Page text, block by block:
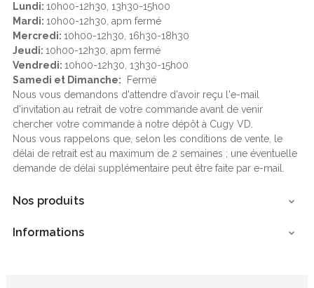
Lundi: 10h00-12h30, 13h30-15h00
Mardi: 10h00-12h30, apm fermé
Mercredi: 10h00-12h30, 16h30-18h30
Jeudi: 10h00-12h30, apm fermé
Vendredi: 10h00-12h30, 13h30-15h00
Samedi et Dimanche: Fermé
Nous vous demandons d'attendre d'avoir reçu l'e-mail
d'invitation au retrait de votre commande avant de venir
chercher votre commande à notre dépôt à Cugy VD.
Nous vous rappelons que, selon les conditions de vente, le
délai de retrait est au maximum de 2 semaines ; une éventuelle
demande de délai supplémentaire peut être faite par e-mail.
Nos produits 
Informations 